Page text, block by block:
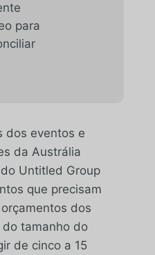
para
dos eventos e
da Austrália
Untitled Group
que precisam
dos
tamanho do
de cinco a 15